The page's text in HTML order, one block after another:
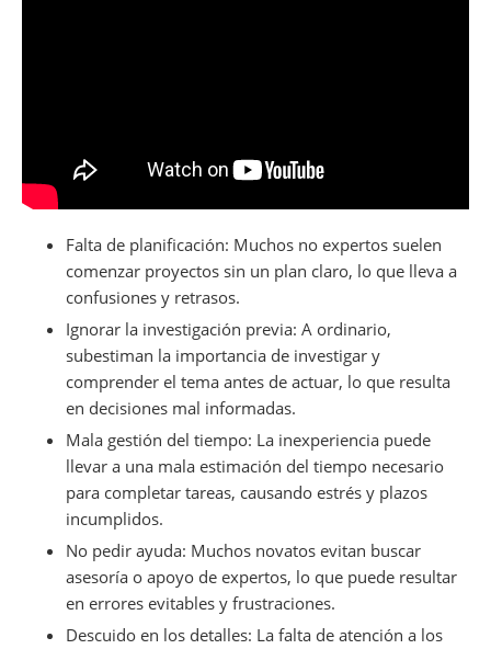
Falta de planificación: Muchos no expertos suelen
comenzar proyectos sin un plan claro, lo que lleva a
confusiones y retrasos.
Ignorar la investigación previa: A ordinario,
subestiman la importancia de investigar y
comprender el tema antes de actuar, lo que resulta
en decisiones mal informadas.
Mala gestión del tiempo: La inexperiencia puede
llevar a una mala estimación del tiempo necesario
para completar tareas, causando estrés y plazos
incumplidos.
No pedir ayuda: Muchos novatos evitan buscar
asesoría o apoyo de expertos, lo que puede resultar
en errores evitables y frustraciones.
Descuido en los detalles: La falta de atención a los